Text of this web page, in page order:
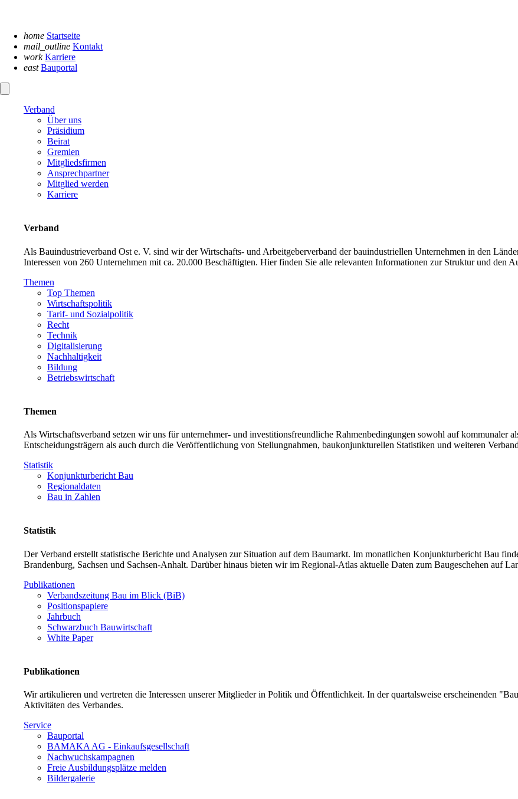
home Startseite
mail_outline Kontakt
work Karriere
east Bauportal
Verband
Über uns
Präsidium
Beirat
Gremien
Mitgliedsfirmen
Ansprechpartner
Mitglied werden
Karriere
Verband
Als Bauindustrieverband Ost e. V. sind wir der Wirtschafts- und Arbeitgeberverband der bauindustriellen Unternehmen in den
Interessen von 260 Unternehmen mit ca. 20.000 Beschäftigten. Hier finden Sie alle relevanten Informationen zur Struktur und den
Themen
Top Themen
Wirtschaftspolitik
Tarif- und Sozialpolitik
Recht
Technik
Digitalisierung
Nachhaltigkeit
Bildung
Betriebswirtschaft
Themen
Als Wirtschaftsverband setzen wir uns für unternehmer- und investitionsfreundliche Rahmenbedingungen sowohl auf kommunaler
Entscheidungsträgern als auch durch die Veröffentlichung von Stellungnahmen, baukonjunkturellen Statistiken und weiteren
Statistik
Konjunkturbericht Bau
Regionaldaten
Bau in Zahlen
Statistik
Der Verband erstellt statistische Berichte und Analysen zur Situation auf dem Baumarkt. Im monatlichen Konjunkturbericht Bau
Brandenburg, Sachsen und Sachsen-Anhalt. Darüber hinaus bieten wir im Regional-Atlas aktuelle Daten zum Baugeschehen auf
Publikationen
Verbandszeitung Bau im Blick (BiB)
Positionspapiere
Jahrbuch
Schwarzbuch Bauwirtschaft
White Paper
Publikationen
Wir artikulieren und vertreten die Interessen unserer Mitglieder in Politik und Öffentlichkeit. In der quartalsweise erscheinenden
Aktivitäten des Verbandes.
Service
Bauportal
BAMAKA AG - Einkaufsgesellschaft
Nachwuchskampagnen
Freie Ausbildungsplätze melden
Bildergalerie